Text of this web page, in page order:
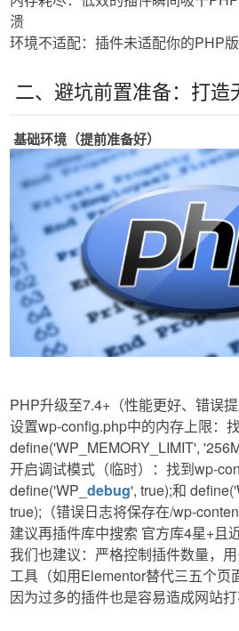
溃
环境不适配​​：插件未适配你的PHP版
二、避坑前置准备：打造
​​基础环境（提前准备好）
PHP升级至7.4+（性能更好、错误提
设置wp-config.php中的内存上限：
define('WP_MEMORY_LIMIT',
开启调试模式（临时）：找到wp-
define('WP_ debug', true);和
true);（错误日志将保存在/wp-
建议再插件库中搜索 官方库4星+​​且​​
我们也建议：严格控制插件数量，
工具（如用Elementor替代三五个页
因为过多的插件也是容易造成网站打